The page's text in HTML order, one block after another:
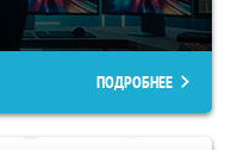
ПОДРОБНЕЕ